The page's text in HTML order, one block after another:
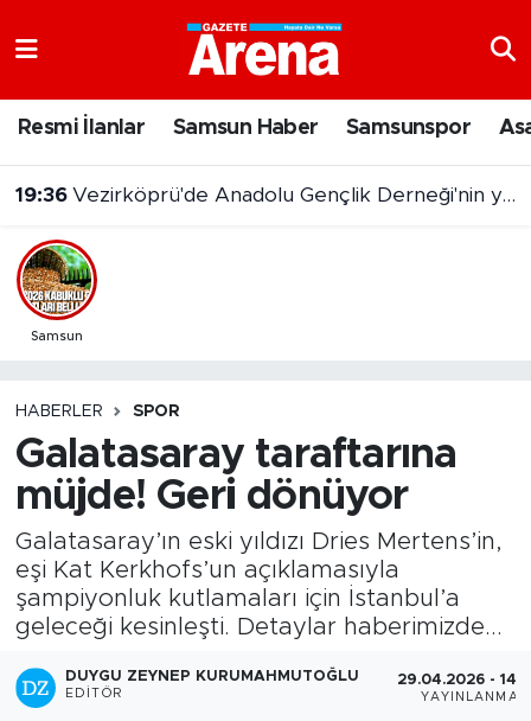
Resmi İlanlar Samsun Haber Samsunspor
19:36 Vezirköprü'de Anadolu Gençlik Derneği'nin yeni hizmet binası açıldı
Samsun
HABERLER SPOR
Galatasaray taraftarına
müjde! Geri dönüyor
Galatasaray’ın eski yıldızı Dries Mertens’in,
eşi Kat Kerkhofs’un açıklamasıyla
şampiyonluk kutlamaları için İstanbul’a
geleceği kesinleşti. Detaylar haberimizde...
DUYGU ZEYNEP KURUMAHMUTOĞLU
EDITÖR
29.04.2026 -
YAYINLANMA
Samsun Namaz Vakitleri
Trafik Durumu
Süper Lig Puan Durumu ve Fikstür
Son Dakika Haberleri
Haber Arşivi